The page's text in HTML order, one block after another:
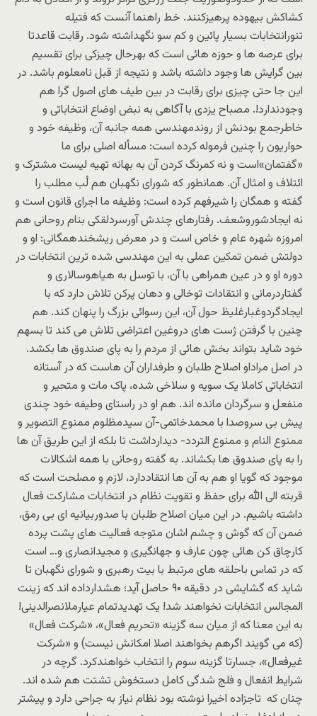
کشاکش بیهوده پرهیزکنند. خط راهنما آنست که فتیله
تنورانتخابات بسیار پائین و کم سو نگهداشته شود. رقابت قاعدتا
برای عرصه ها و حوزه هائی است که بهرحال چیزکی برای تقسیم
بین گرایش ها وجود داشته باشد و نتیجه از قبل نامعلوم باشد. در
این جا حتی چیزی برای رقابت در بین طیف های اصول گرا هم
وجودندارد!. مصباح یزدی با آگاهی به نبض اوضاع انتخاباتی و
خاطرجمع بودنش از روندمهندسی همه جانبه آن، وظیفه خود و
حواریون را چنین فرموله کرده است: مسأله اصلی برای ما
«گفتمان»است و نه کمرنگ کردن آن به بهانه تهیه لیست مشترک و
ائتلاف و امثال آن. همانطور که شورای نگهبان هم لُب مطلب را
گفته و همگان را شیرفهم کرده است: وظیفه ما اجرای قانون است و
نه ایجادشوروشعف. رفتارهای چندش آورسردلقکی بنام روحانی هم
امروزه شهره عام و خاص است و در معرض ریشخندهمگانی: او و
دولتش ضمن تمکین عملی به این مهندسی شده ترین انتخابات در
دوره او و در عین همراهی با آن، با توسل به هیاهوسالاری و
گفتاردرمانی و انتقادات توخالی و دهان پرکن تلاش دارد که با
ایجادگردوغبارغلیظ حول آن،‌ این رسوائی بزرگ را پنهان کند. هم
چنین با گرفتن ژست های دروغین اعتراضی تلاش می کند تا بسهم
خود شاید بتواند بخش هائی از مردم را به پای صندوق ها بکشد.
در اصل مراداو اصلاح طلبان و طرفداران آن هاست که در آستانه
انتخاباتی کاملا یک سویه و سلاخی شده، پاک مات و متحیر و
منفعل و سرگردان مانده اند. هم او در راستای وطیفه خود چندی
پیش بی سروصدا با محمدخاتمی-آن سیدمظلوم ممنوع التصویر و
ممنوع النام و ممنوع التردد- دیدارداشت تا بلکه از این طریق آن ها
را به پای صندوق ها بکشاند. به گفته روحانی با همه اشکالات
موجود که گویا او هم به آن ها انتقاددارد، لازم و مصلحت است که
قربته الی الله برای حفظ و تقویت نظام در انتخابات مشارکت فعال
داشته باشیم. در این میان اصلاح طلبان با صدوربیانیه ای بی رمق،
ضمن آن که گوش و چشم اشان متوجه فعالیت های پشت پرده
کارچاق کن هائی چون عارف و جهانگیری و مجیدانصاری و… است
که در تماس باحلقه های مرتبط با بیت رهبری و شورای نگهبان تا
شاید که گشایشی در دقیقه ۹۰ حاصل آید؛ هشدارداده اند که زینت
المجالس انتخابات نخواهند شد! یک تهدیدتمام عیارملانصرالدینی!
به این معنا که از میان سه گزینه «تحریم فعال»، «شرکت فعال»
(که می گویند اگرهم بخواهند اصلا امکانش نیست) و «شرکت
غیرفعال»، جسارتا گزینه سوم را انتخاب خواهندکرد. گرچه در
شرایط انفعال و فلج شدگی کامل دستخوش تشتت هم شده اند.
چنان که تاجزاده اخیرا نوشته بود نظام نیاز به جراحی دارد و پیشتر